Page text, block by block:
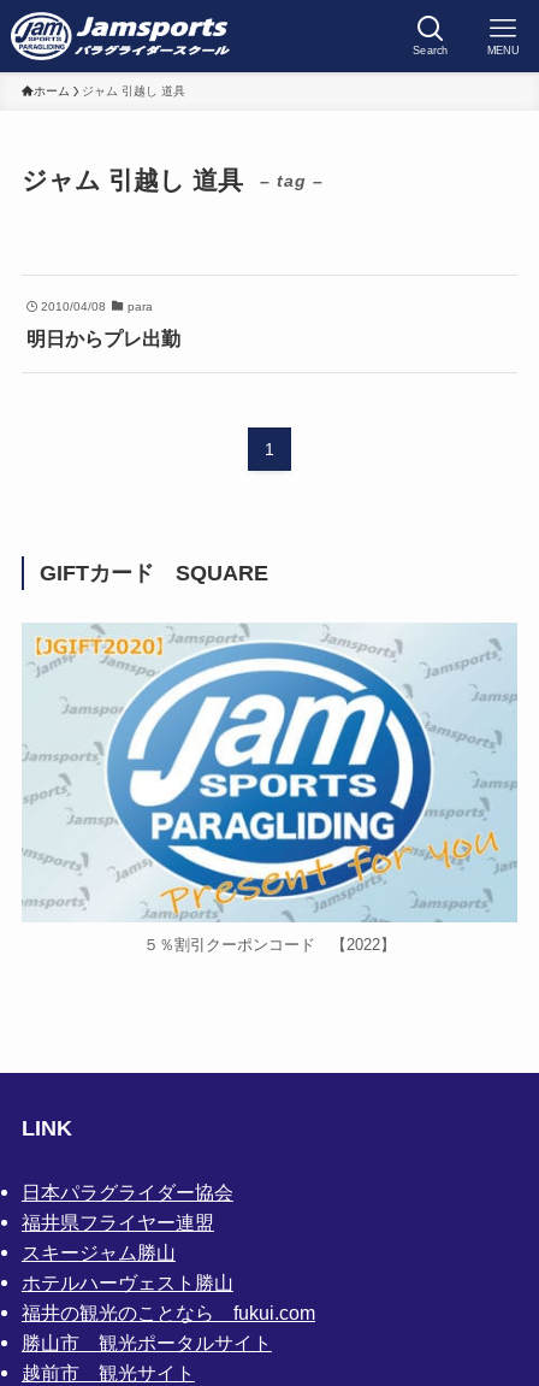
Search MENU
ホーム ジャム 引越し 道具
ジャム 引越し 道具 – tag –
2010/04/08 para
明日からプレ出勤
1
GIFTカード SQUARE
５％割引クーポンコード 【2022】
LINK
日本パラグライダー協会
福井県フライヤー連盟
スキージャム勝山
ホテルハーヴェスト勝山
福井の観光のことなら fukui.com
勝山市 観光ポータルサイト
越前市 観光サイト